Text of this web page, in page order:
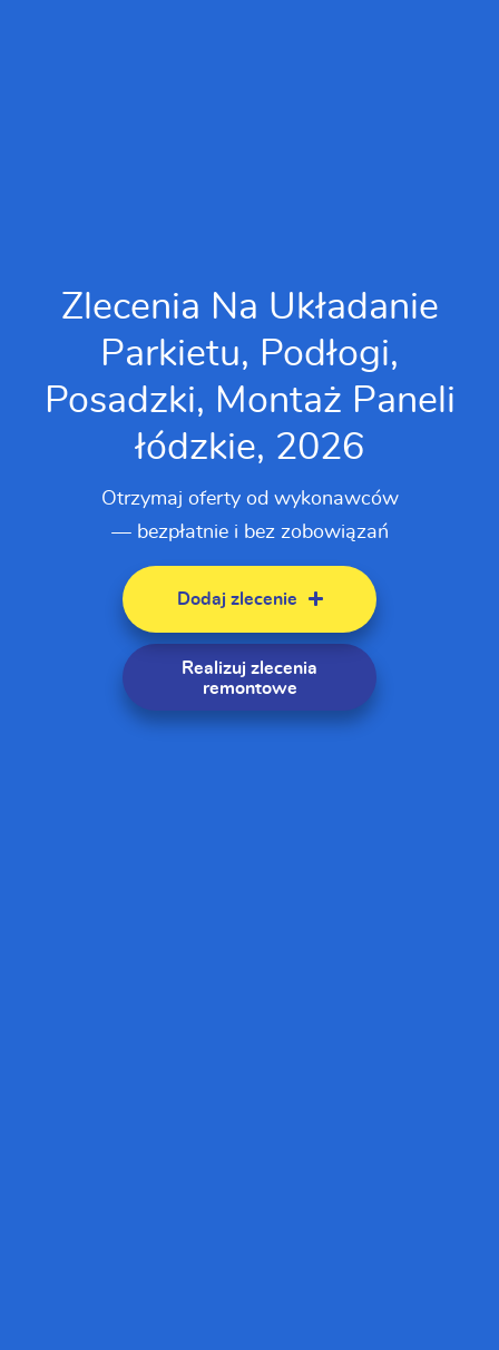
Zlecenia Na Układanie
Parkietu, Podłogi,
Posadzki, Montaż Paneli
łódzkie, 2026
Otrzymaj oferty od wykonawców
— bezpłatnie i bez zobowiązań
Dodaj zlecenie
Realizuj zlecenia
remontowe